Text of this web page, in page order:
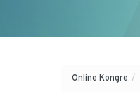
Online Kongre /